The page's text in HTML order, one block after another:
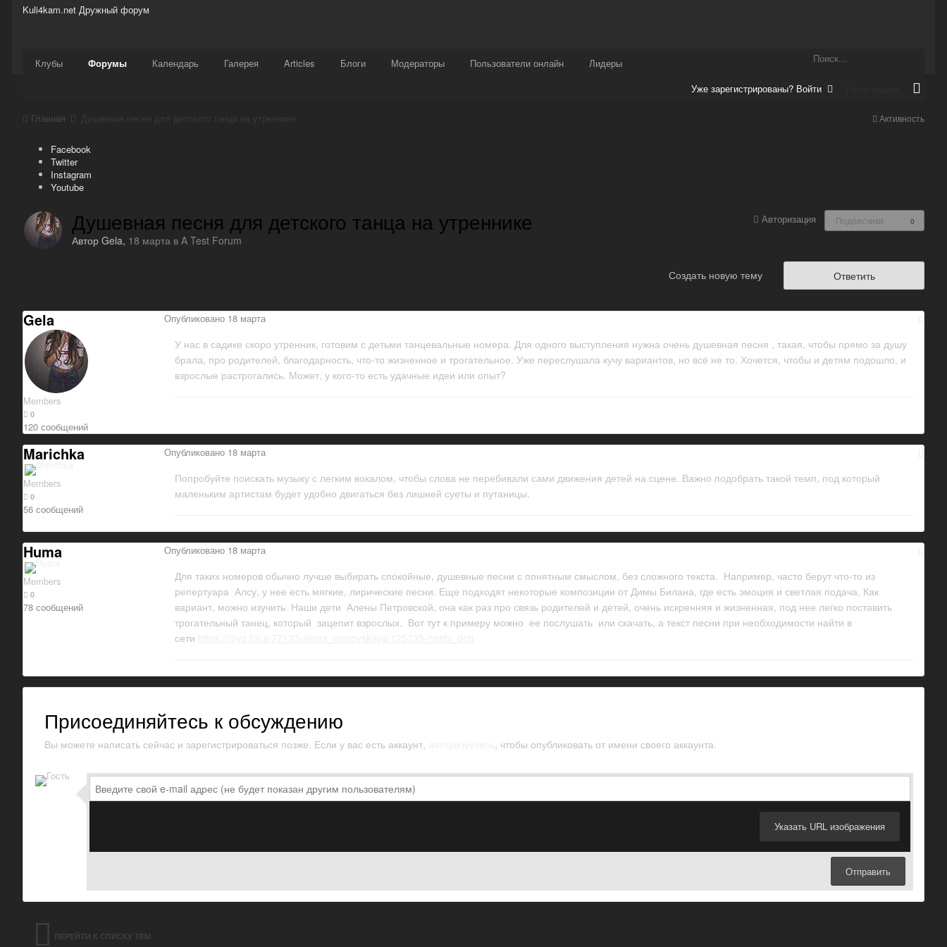
Kuli4kam.net Дружный форум
Сайт
Клубы Форумы Календарь Галерея Articles Блоги Модераторы Пользователи онлайн Лидеры
Активность Support Магазин Награды Чат Больше
Уже зарегистрированы? Войти
Активность
Главная
Facebook
Twitter
Instagram
Youtube
Авторизация Подписчики 0
Душевная песня для детского танца на утреннике
Автор Gela, 18 марта в A Test Forum
Ответить
Создать новую тему
Gela
Members
0
120 сообщений
Опубликовано 18 марта
У нас в садике скоро утренник, готовим с детьми танцевальные номера. Для одного выступления нужна очень душевная песня , такая, чтобы прямо за душу
брала, про родителей, благодарность, что-то жизненное и трогательное. Уже переслушала кучу вариантов, но всё не то. Хочется, чтобы и детям подошло, и
взрослые растрогались. Может, у кого-то есть удачные идеи или опыт?
Marichka
Members
0
56 сообщений
Опубликовано 18 марта
Попробуйте поискать музыку с легким вокалом, чтобы слова не перебивали сами движения детей на сцене. Важно подобрать такой темп, под который
маленьким артистам будет удобно двигаться без лишней суеты и путаницы.
Huma
Members
0
78 сообщений
Опубликовано 18 марта
Для таких номеров обычно лучше выбирать спокойные, душевные песни с понятным смыслом, без сложного текста. Например, часто берут что-то из
репертуара Алсу, у нее есть мягкие, лирические песни. Еще подходят некоторые композиции от Димы Билана, где есть эмоция и светлая подача. Как
вариант, можно изучить Наши дети Алены Петровской, она как раз про связь родителей и детей, очень искренняя и жизненная, под нее легко поставить
трогательный танец, который зацепит взрослых. Вот тут к примеру можно ее послушать или скачать, а текст песни при необходимости найти в
сети
Присоединяйтесь к обсуждению
Вы можете написать сейчас и зарегистрироваться позже. Если у вас есть аккаунт, , чтобы опубликовать от имени своего аккаунта.
Указать URL изображения
Отправить
ПЕРЕЙТИ К СПИСКУ ТЕМ